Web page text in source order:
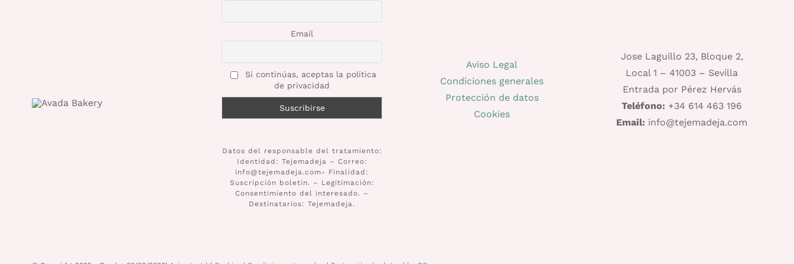
Email
Si continúas, aceptas la política
de privacidad
Datos del responsable del tratamiento:
Identidad: Tejemadeja – Correo:
info@tejemadeja.com- Finalidad:
Suscripción boletín. – Legitimación:
Consentimiento del interesado. –
Destinatarios: Tejemadeja.
Aviso Legal
Condiciones generales
Protección de datos
Cookies
Jose Laguillo 23, Bloque 2,
Local 1 – 41003 – Sevilla
Entrada por Pérez Hervás
Teléfono: +34 614 463 196
Email: info@tejemadeja.com